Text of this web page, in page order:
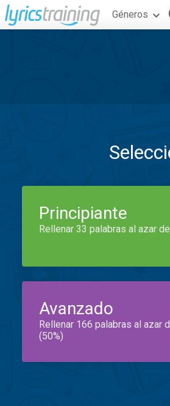
Géneros
Principiante
Rellenar 33 palabras al azar
Avanzado
Rellenar 166 palabras al azar
(50%)